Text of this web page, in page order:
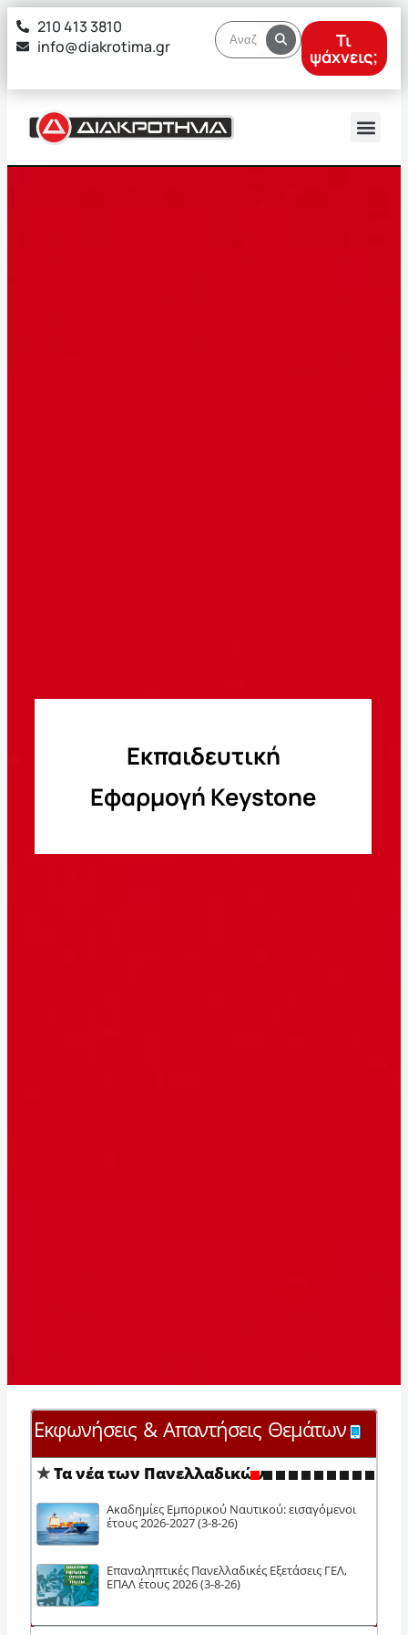
στο
περιεχόμενο
210 413 3810
info@diakrotima.gr
Τι
ψάχνεις;
Εκπαιδευτική
Εφαρμογή Keystone